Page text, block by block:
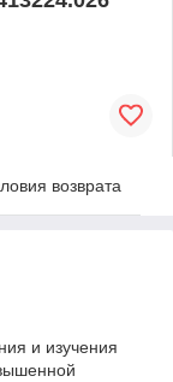
возврата
и изучения